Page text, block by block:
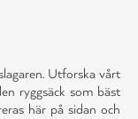
Utforska vårt
ryggsäck som bäst
här på sidan och